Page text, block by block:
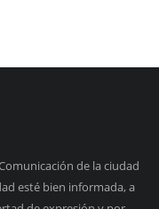
de la ciudad
esté bien informada, a